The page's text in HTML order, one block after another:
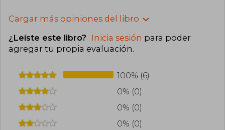
Cargar más opiniones del libro
¿Leíste este libro? Inicia sesión para poder
agregar tu propia evaluación.
100% (6)
0% (0)
0% (0)
0% (0)